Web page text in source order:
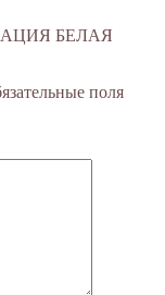
БЕЛАЯ
поля